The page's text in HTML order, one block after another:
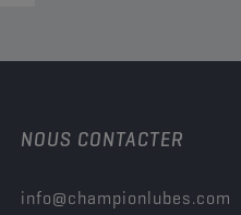
NOUS CONTACTER
info@championlubes.com